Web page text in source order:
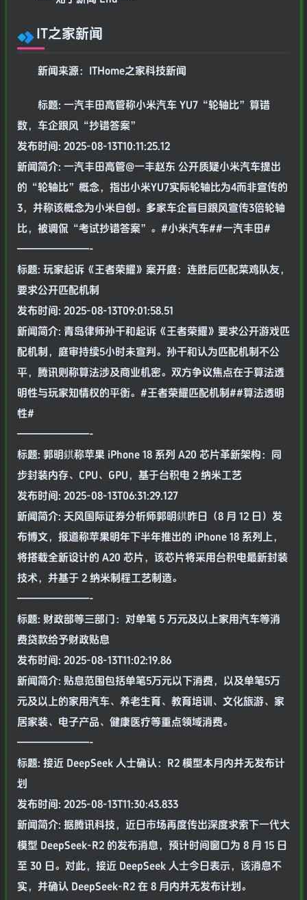
IT之家新闻
新闻来源：ITHome之家科技新闻
标题: 一汽丰田高管称小米汽车 YU7“轮轴比”算错
数，车企跟风“抄错答案”
发布时间: 2025-08-13T10:11:25.12
新闻简介: 一汽丰田高管@一丰赵东 公开质疑小米汽车提出
的“轮轴比”概念，指出小米YU7实际轮轴比为4而非宣传的
3，并称该概念为小米自创。多家车企盲目跟风宣传3倍轮轴
比，被调侃“考试抄错答案”。#小米汽车##一汽丰田#
———————-
标题: 玩家起诉《王者荣耀》案开庭：连胜后匹配菜鸡队友，
要求公开匹配机制
发布时间: 2025-08-13T09:01:58.51
新闻简介: 青岛律师孙千和起诉《王者荣耀》要求公开游戏匹
配机制，庭审持续5小时未宣判。孙千和认为匹配机制不公
平，腾讯则称算法涉及商业机密。双方争议焦点在于算法透
明性与玩家知情权的平衡。#王者荣耀匹配机制##算法透明
性#
———————-
标题: 郭明錤称苹果 iPhone 18 系列 A20 芯片革新架构：同
步封装内存、CPU、GPU，基于台积电 2 纳米工艺
发布时间: 2025-08-13T06:31:29.127
新闻简介: 天风国际证券分析师郭明錤昨日（8 月 12 日）发
布博文，报道称苹果明年下半年推出的 iPhone 18 系列上，
将搭载全新设计的 A20 芯片，该芯片将采用台积电最新封装
技术，并基于 2 纳米制程工艺制造。
———————-
标题: 财政部等三部门：对单笔 5 万元及以上家用汽车等消
费贷款给予财政贴息
发布时间: 2025-08-13T11:02:19.86
新闻简介: 贴息范围包括单笔5万元以下消费，以及单笔5万
元及以上的家用汽车、养老生育、教育培训、文化旅游、家
居家装、电子产品、健康医疗等重点领域消费。
———————-
标题: 接近 DeepSeek 人士确认：R2 模型本月内并无发布计
划
发布时间: 2025-08-13T11:30:43.833
新闻简介: 据腾讯科技，近日市场再度传出深度求索下一代大
模型 DeepSeek-R2 的发布消息，预计时间窗口为 8 月 15 日
至 30 日。对此，接近 DeepSeek 人士今日表示，该消息不
实，并确认 DeepSeek-R2 在 8 月内并无发布计划。